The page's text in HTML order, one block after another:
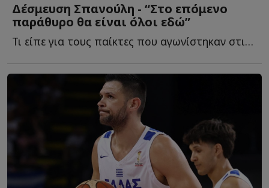
Δέσμευση Σπανούλη - “Στο επόμενο
παράθυρο θα είναι όλοι εδώ”
Τι είπε για τους παίκτες που αγωνίστηκαν στις δύο ήττες α...